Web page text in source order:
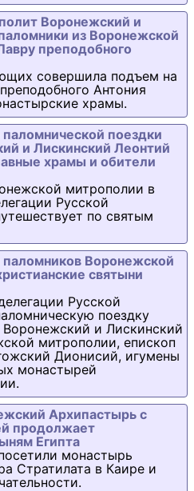
Воронежский и
из Воронежской
преподобного
совершила подъем на
Антония
храмы.
поездки
и Лискинский Леонтий
храмы и обители
митрополии в
Русской
по святым
паломников Воронежской
святыни
Русской
поездку
и Лискинский
митрополии, епископ
Дионисий, игумены
монастырей
Архипастырь с
продолжает
Египта
монастырь
Стратилата в Каире и